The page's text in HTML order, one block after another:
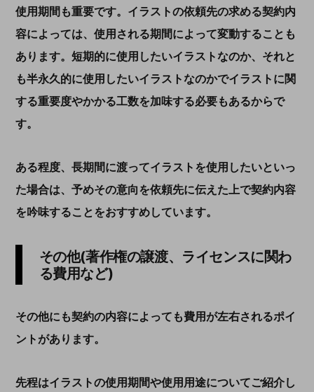
使用期間も重要です。イラストの依頼先の求める契約内
容によっては、使用される期間によって変動することも
あります。短期的に使用したいイラストなのか、それと
も半永久的に使用したいイラストなのかでイラストに関
する重要度やかかる工数を加味する必要もあるからで
す。
ある程度、長期間に渡ってイラストを使用したいといっ
た場合は、予めその意向を依頼先に伝えた上で契約内容
を吟味することをおすすめしています。
その他(著作権の譲渡、ライセンスに関わ
る費用など)
その他にも契約の内容によっても費用が左右されるポイ
ントがあります。
先程はイラストの使用期間や使用用途についてご紹介し